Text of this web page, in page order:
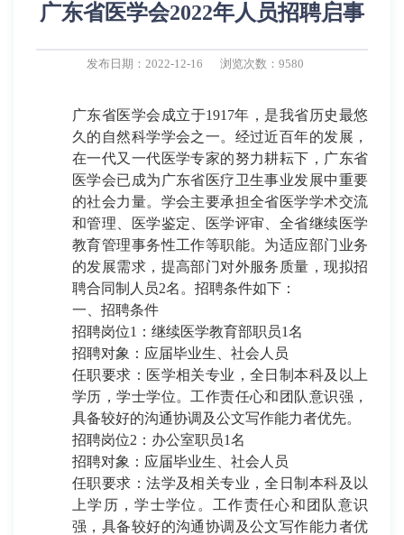
广东省医学会2022年人员招聘启事
发布日期：2022-12-16 浏览次数：9580
广东省医学会成立于1917年 ，是我省历史最悠
久的自然科学学会之一。经过近百年的发展，
在一代又一代医学专家的努力耕耘下，广东省
医学会已成为广东省医疗卫生事业发展中重要
的社会力量。学会主要承担全省医学学术交流
和管理、医学鉴定、医学评审、全省继续医学
教育管理事务性工作等职能。为适应部门业务
的发展需求，提高部门对外服务质量，现拟招
聘合同制人员2名。招聘条件如下：
一、 招聘条件
招聘岗位1：继续医学教育部职员1名
招聘对象：应届毕业生、社会人员
任职要求：医学相关专业，全日制本科及以上
学历，学士学位。工作责任心和团队意识强，
具备较好的沟通协调及公文写作能力者优先。
招聘岗位2：办公室职员1名
招聘对象：应届毕业生、社会人员
任职要求：法学及相关专业，全日制本科及以
上学历，学士学位。工作责任心和团队意识
强，具备较好的沟通协调及公文写作能力者优